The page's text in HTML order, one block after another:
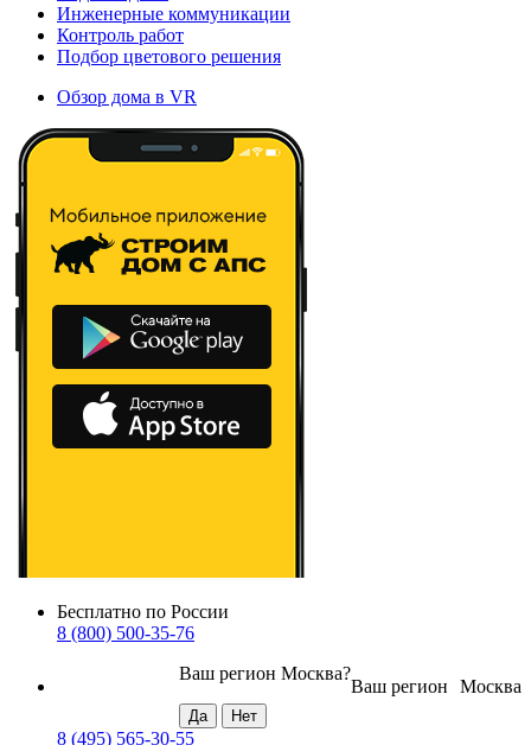
Инженерные коммуникации
Контроль работ
Подбор цветового решения
Обзор дома в VR
Бесплатно по России
8 (800) 500-35-76
Москва
Ваш регион
Ваш регион Москва?
8 (495) 565-30-55